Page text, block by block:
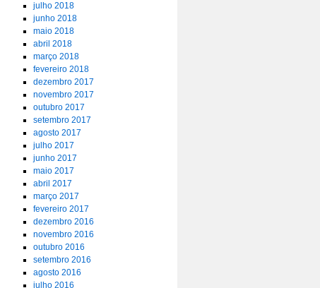
julho 2018
junho 2018
maio 2018
abril 2018
março 2018
fevereiro 2018
dezembro 2017
novembro 2017
outubro 2017
setembro 2017
agosto 2017
julho 2017
junho 2017
maio 2017
abril 2017
março 2017
fevereiro 2017
dezembro 2016
novembro 2016
outubro 2016
setembro 2016
agosto 2016
julho 2016